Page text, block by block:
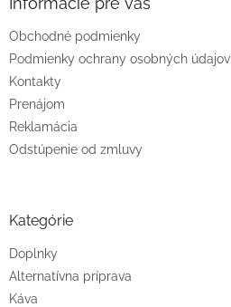
Obchodné podmienky
Podmienky ochrany osobných údajov
Kontakty
Prenájom
Reklamácia
Odstúpenie od zmluvy
Kategórie
Doplnky
Alternatívna príprava
Káva